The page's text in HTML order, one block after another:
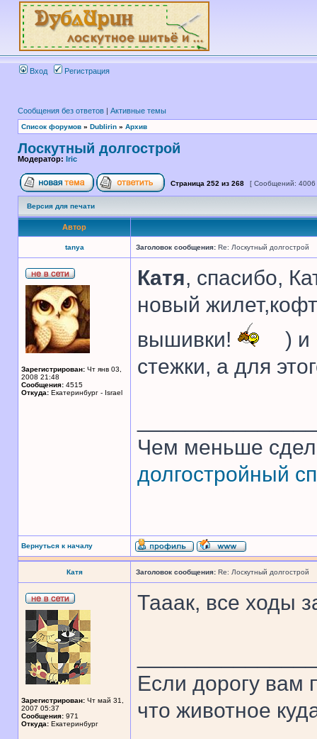
Вход Регистрация
Сообщения без ответов | Активные темы
Список форумов » Dublirin » Архив
Лоскутный долгострой
Модератор: Iric
Страница 252 из 268 [ Сообщений:
Версия для печати
Автор
tanya Заголовок сообщения: Re: Лоскутный долгострой
Зарегистрирован: Чт янв 03,
2008 21:48
Сообщения: 4515
Откуда: Екатеринбург - Israel
Катя, спасибо,
новый
вышивки!
) и
стежки, а для
Чем меньше
долгостройный
Вернуться к началу
Катя Заголовок сообщения: Re: Лоскутный долгострой
Зарегистрирован: Чт май 31,
2007 05:37
Сообщения: 971
Откуда: Екатеринбург
Тааак, все ходы
Если дорогу вам
что животное